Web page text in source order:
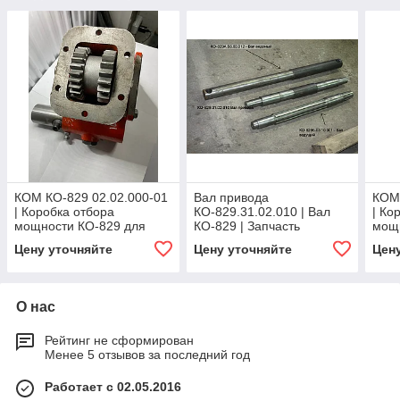
КОМ КО-829 02.02.000-01
| Коробка отбора
мощности КО-829 для
ЗИЛ | КОМ на вакуумную
и ассенизаторскую
Цену уточняйте
Вал привода
КО-829.31.02.010 | Вал
КО-829 | Запчасть
КО-829 для коммунальной
Цену уточняйте
КОМ
|
и
О нас
Рейтинг не сформирован
Менее 5 отзывов за последний год
Работает с 02.05.2016